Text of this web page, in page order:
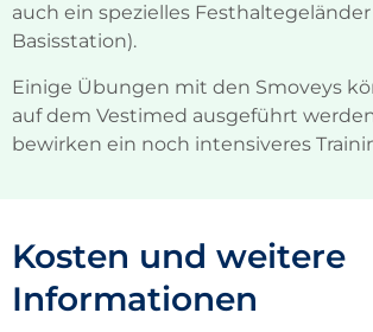
auch ein spezielles Festhaltegeländer
Basisstation).
Einige Übungen mit den Smoveys
auf dem Vestimed ausgeführt
bewirken ein noch intensiveres
Kosten und weitere
Informationen